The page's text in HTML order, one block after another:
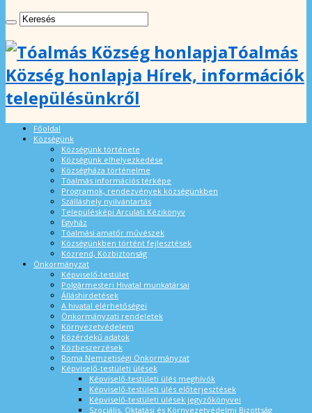
Tóalmás
Község honlapja Hírek, információk
településünkről
Főoldal
Községünk
Községünk története
Községünk elhelyezkedése
Községháza történelme
Tóalmás információs térképe
Programok, rendezvények községünkben
Szálláshely nyilvántartás
Településképi Arculati Kézikönyv
Egyház
Tóalmási amatőr művészek
Községünkben történt fejlesztések
Közrend, Közbiztonság
Önkormányzat
Képviselő-testület
Polgármesteri Hivatal munkatársai
Álláshirdetések
A hivatal elérhetőségei
Önkormányzati rendeletek
Környezetvédelem
Közérdekű adatok
Közbeszerzések
Roma Nemzetiségi Önkormányzat
Képviselő-testületi ülések
Képviselő-testületi ülés meghívók
Képviselő-testületi ülés előterjesztések
Képviselő-testületi ülések jegyzőkönyvei
Szociális, Oktatási és Környezetvédelmi Bizottság